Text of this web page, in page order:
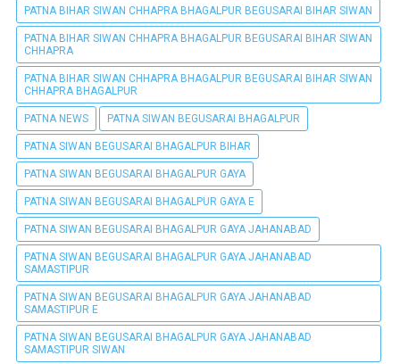
PATNA BIHAR SIWAN CHHAPRA BHAGALPUR BEGUSARAI BIHAR SIWAN
PATNA BIHAR SIWAN CHHAPRA BHAGALPUR BEGUSARAI BIHAR SIWAN
CHHAPRA
PATNA BIHAR SIWAN CHHAPRA BHAGALPUR BEGUSARAI BIHAR SIWAN
CHHAPRA BHAGALPUR
PATNA NEWS PATNA SIWAN BEGUSARAI BHAGALPUR
PATNA SIWAN BEGUSARAI BHAGALPUR BIHAR
PATNA SIWAN BEGUSARAI BHAGALPUR GAYA
PATNA SIWAN BEGUSARAI BHAGALPUR GAYA E
PATNA SIWAN BEGUSARAI BHAGALPUR GAYA JAHANABAD
PATNA SIWAN BEGUSARAI BHAGALPUR GAYA JAHANABAD
SAMASTIPUR
PATNA SIWAN BEGUSARAI BHAGALPUR GAYA JAHANABAD
SAMASTIPUR E
PATNA SIWAN BEGUSARAI BHAGALPUR GAYA JAHANABAD
SAMASTIPUR SIWAN